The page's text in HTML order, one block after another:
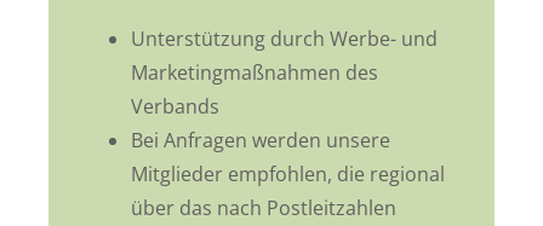
Unterstützung durch Werbe- und
Marketingmaßnahmen des
Verbands
Bei Anfragen werden unsere
Mitglieder empfohlen, die regional
über das nach Postleitzahlen